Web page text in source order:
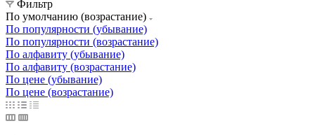
Фильтр
По умолчанию (возрастание)
По популярности (убывание)
По популярности (возрастание)
По алфавиту (убывание)
По алфавиту (возрастание)
По цене (убывание)
По цене (возрастание)